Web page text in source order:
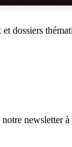
dossiers
newsletter